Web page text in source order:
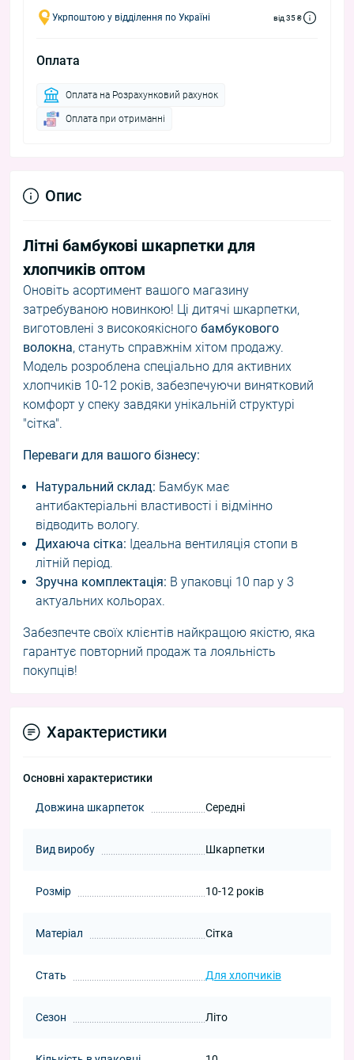
Укрпоштою у відділення по Україні від 35 ₴
Оплата
Оплата на Розрахунковий рахунок
Оплата при отриманні
Опис
Літні бамбукові шкарпетки для
хлопчиків оптом
Оновіть асортимент вашого магазину
затребуваною новинкою! Ці дитячі шкарпетки,
виготовлені з високоякісного бамбукового
волокна, стануть справжнім хітом продажу.
Модель розроблена спеціально для активних
хлопчиків 10-12 років, забезпечуючи винятковий
комфорт у спеку завдяки унікальній структурі
"сітка".
Переваги для вашого бізнесу:
Натуральний склад: Бамбук має
антибактеріальні властивості і відмінно
відводить вологу.
Дихаюча сітка: Ідеальна вентиляція стопи в
літній період.
Зручна комплектація: В упаковці 10 пар у 3
актуальних кольорах.
Забезпечте своїх клієнтів найкращою якістю, яка
гарантує повторний продаж та лояльність
покупців!
Характеристики
Основні характеристики
Довжина шкарпеток Середні
Вид виробу Шкарпетки
Розмір 10-12 років
Матеріал Сітка
Стать Для хлопчиків
Сезон Літо